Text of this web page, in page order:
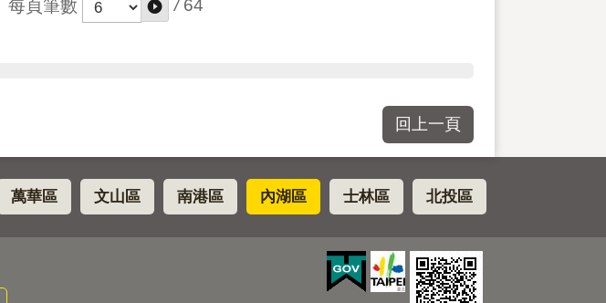
每頁筆數 / 64
回上一頁
萬華區 文山區 南港區 內湖區 士林區 北投區